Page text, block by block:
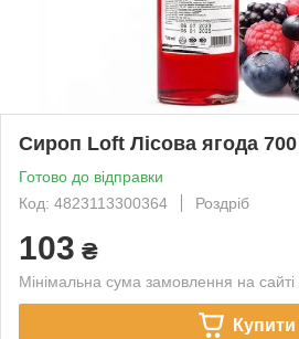
Сироп Loft Лісова ягода
Готово до відправки
Код: 4823113300364
Роздріб
103 ₴
Мінімальна сума замовлення на
Купити